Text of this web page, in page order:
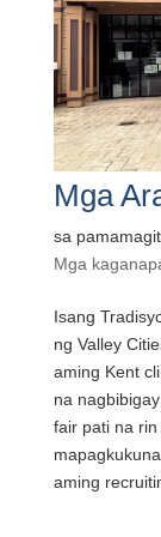
Mga
sa
Mga
Isang
ng Valley
aming Kent
na
fair pati na
aming